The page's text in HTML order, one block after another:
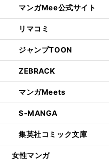
マンガMee公式サイト
リマコミ
ジャンプTOON
ZEBRACK
マンガMeets
S-MANGA
集英社コミック文庫
女性マンガ